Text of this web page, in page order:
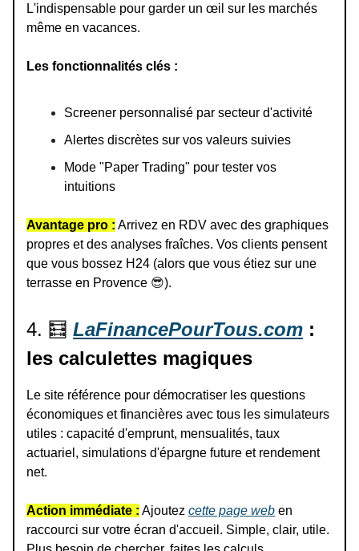
L'indispensable pour garder un œil sur les marchés
même en vacances.
Les fonctionnalités clés :
Screener personnalisé par secteur d'activité
Alertes discrètes sur vos valeurs suivies
Mode "Paper Trading" pour tester vos
intuitions
Avantage pro : Arrivez en RDV avec des graphiques
propres et des analyses fraîches. Vos clients pensent
que vous bossez H24 (alors que vous étiez sur une
terrasse en Provence 😎).
4. 🧮 LaFinancePourTous.com :
les calculettes magiques
Le site référence pour démocratiser les questions
économiques et financières avec tous les simulateurs
utiles : capacité d'emprunt, mensualités, taux
actuariel, simulations d'épargne future et rendement
net.
Action immédiate : Ajoutez cette page web en
raccourci sur votre écran d'accueil. Simple, clair, utile.